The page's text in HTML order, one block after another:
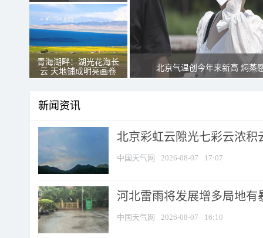
青海湖畔：湖光花海长
云 天地铺成明亮画卷
北京气温创今年来新高 焖蒸
新闻资讯
北京彩虹云隙光七彩云浓积
中国天气网 2026-08-07 17:07
河北雷雨将发展增多局地有
中国天气网 2026-08-07 16:10